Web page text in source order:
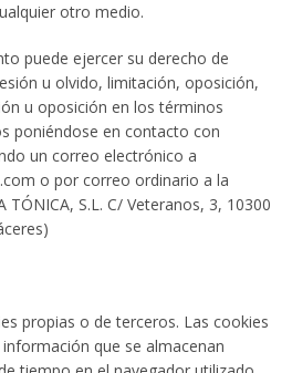
otro medio.
puede ejercer su derecho de
u olvido, limitación, oposición,
u oposición en los términos
poniéndose en contacto con
un correo electrónico a
o por correo ordinario a la
TÓNICA, S.L. C/ Veteranos, 3, 10300
propias o de terceros. Las cookies
que se almacenan